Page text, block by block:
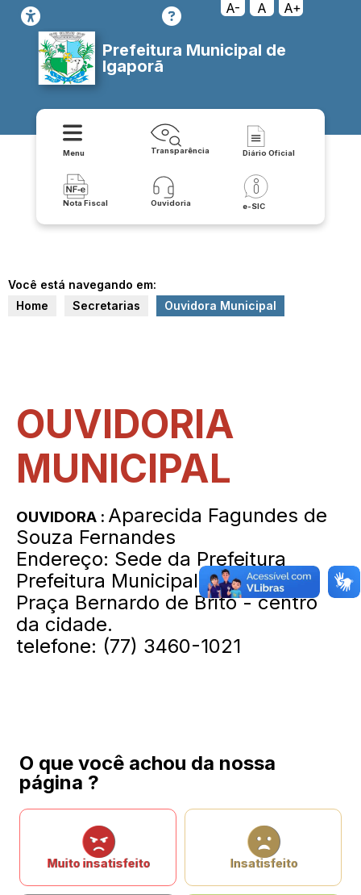
A- A A+
Prefeitura Municipal de
Igaporã
Menu Transparência Diário Oficial
Nota Fiscal Ouvidoria e-SIC
Você está navegando em:
Home
Secretarias Ouvidora Municipal
OUVIDORIA
MUNICIPAL
OUVIDORA : Aparecida Fagundes de
Souza Fernandes
Endereço: Sede da Prefeitura
Prefeitura Municipal de Igaporã
Praça Bernardo de Brito - centro
da cidade.
telefone: (77) 3460-1021
O que você achou da nossa
página ?
Muito insatisfeito Insatisfeito